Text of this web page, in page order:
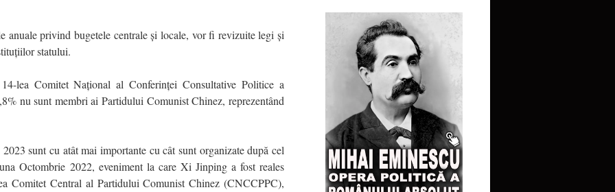
anuale privind bugetele centrale și locale, vor fi revizuite legi și
statului.
lea Comitet Național al Conferinței Consultative Politice a
nu sunt membri ai Partidului Comunist Chinez, reprezentând
sunt cu atât mai importante cu cât sunt organizate după cel
Octombrie 2022, eveniment la care Xi Jinping a fost reales
Comitet Central al Partidului Comunist Chinez (CNCCPPC),